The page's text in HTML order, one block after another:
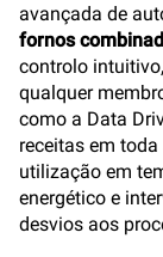
avançada de
fornos
controlo
qualquer
como a Data
receitas em
utilização em
energético e
desvios aos